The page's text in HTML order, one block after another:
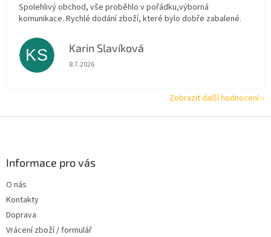
Spolehlivý obchod, vše proběhlo v pořádku,výborná
komunikace. Rychlé dodání zboží, které bylo dobře zabalené.
KS Karin Slavíková
Hodnocení obchodu je 5 z 5 hvězdiček.
8.7.2026
Zobrazit další hodnocení
Informace pro vás
O nás
Kontakty
Doprava
Vrácení zboží / formulář